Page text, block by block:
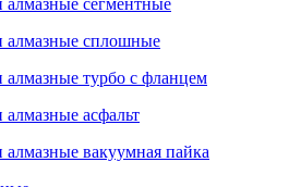
алмазные сегментные
алмазные сплошные
алмазные турбо с фланцем
алмазные асфальт
алмазные вакуумная пайка